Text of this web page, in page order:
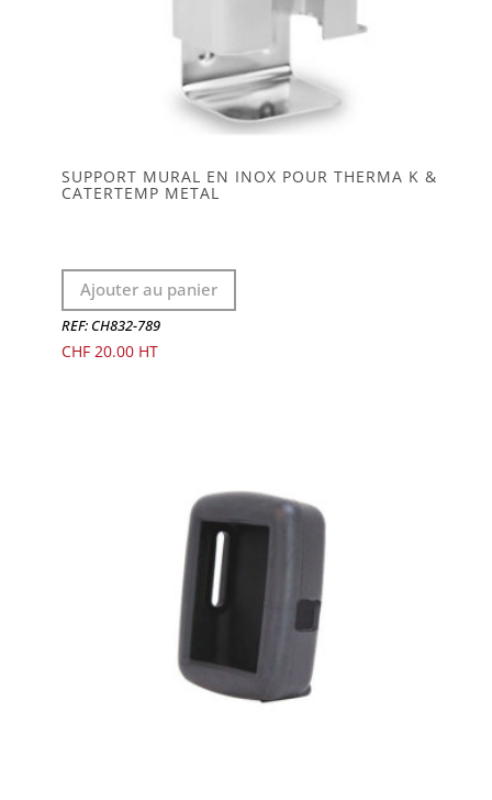
SUPPORT MURAL EN INOX POUR THERMA K &
CATERTEMP METAL
Ajouter au panier
REF: CH832-789
CHF20.00